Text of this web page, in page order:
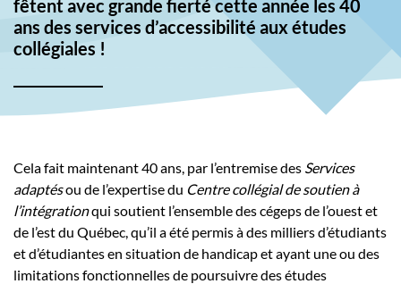
fêtent avec grande fierté cette année les 40
ans des services d’accessibilité aux études
collégiales !
Cela fait maintenant 40 ans, par l’entremise des Services
adaptésou de l’expertise du Centre collégial de soutien à
l’intégrationqui soutient l’ensemble des cégeps de l’ouest et
de l’est du Québec, qu’il a été permis à des milliers d’étudiants
et d’étudiantes en situation de handicap et ayant une ou des
limitations fonctionnelles de poursuivre des études